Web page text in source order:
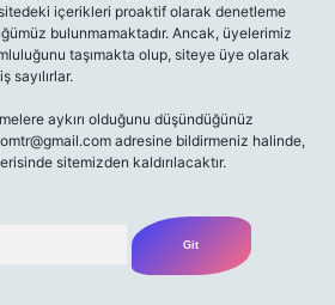
içerikleri proaktif olarak denetleme
bulunmamaktadır. Ancak, üyelerimiz
taşımakta olup, siteye üye olarak
sayılırlar.
aykırı olduğunu düşündüğünüz
adresine bildirmeniz halinde,
sitemizden kaldırılacaktır.